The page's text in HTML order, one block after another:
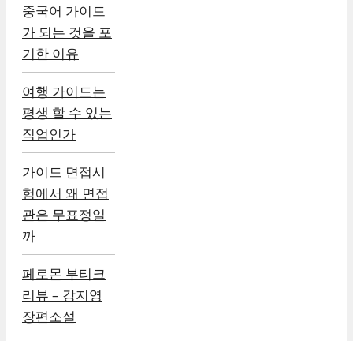
중국어 가이드
가 되는 것을 포
기한 이유
여행 가이드는
평생 할 수 있는
직업인가
가이드 면접시
험에서 왜 면접
관은 무표정일
까
페로몬 부티크
리뷰 – 강지영
장편소설